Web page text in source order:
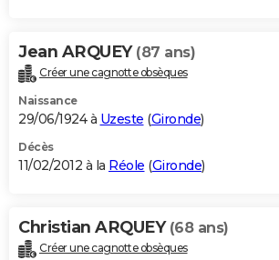
Jean ARQUEY (87 ans)
Créer une cagnotte obsèques
Naissance
29/06/1924 à Uzeste (Gironde)
Décès
11/02/2012 à la Réole (Gironde)
Christian ARQUEY (68 ans)
Créer une cagnotte obsèques